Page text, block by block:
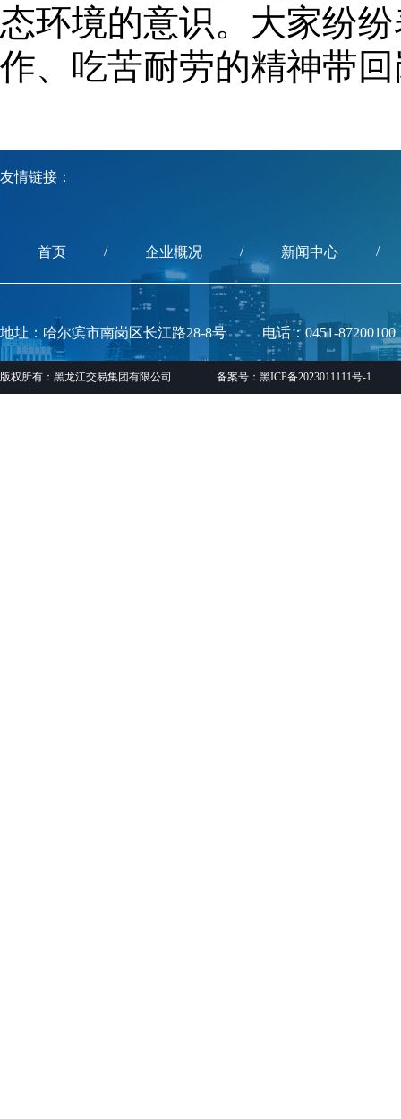
态环境的意识。大家纷
作、吃苦耐劳的精神带
友情链接：
首页 / 企业概况 / 新闻中心 /
地址：哈尔滨市南岗区长江路28-8号 电话：0451-87200100
版权所有：黑龙江交易集团有限公司 备案号：黑ICP备2023011111号-1